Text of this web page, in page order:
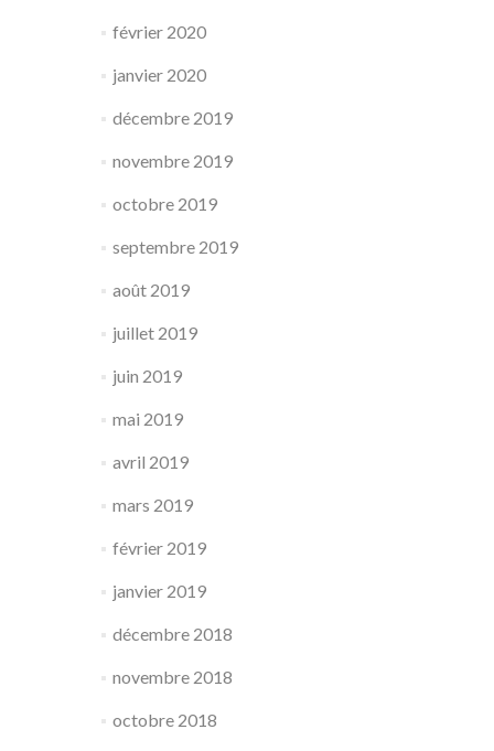
février 2020
janvier 2020
décembre 2019
novembre 2019
octobre 2019
septembre 2019
août 2019
juillet 2019
juin 2019
mai 2019
avril 2019
mars 2019
février 2019
janvier 2019
décembre 2018
novembre 2018
octobre 2018